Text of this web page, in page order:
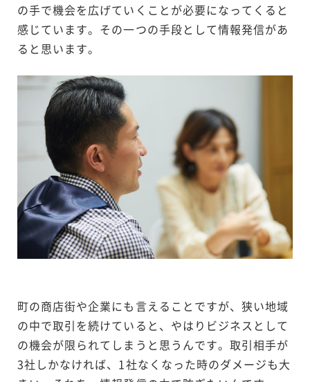
の手で機会を広げていくことが必要になってくると
感じています。その一つの手段として情報発信があ
ると思います。
町の商店街や企業にも言えることですが、狭い地域
の中で取引を続けていると、やはりビジネスとして
の機会が限られてしまうと思うんです。取引相手が
3社しかなければ、1社なくなった時のダメージも大